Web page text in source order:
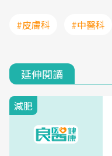
#皮膚科 #中醫科
延伸閱讀
減肥